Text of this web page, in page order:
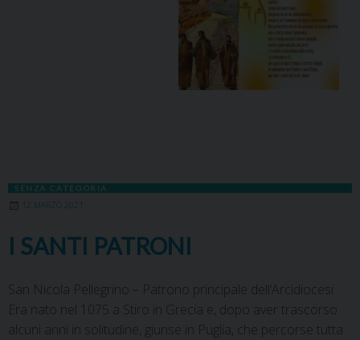
SENZA CATEGORIA
12 MARZO 2021
I SANTI PATRONI
San Nicola Pellegrino – Patrono principale dell’Arcidiocesi
Era nato nel 1075 a Stiro in Grecia e, dopo aver trascorso
alcuni anni in solitudine, giunse in Puglia, che percorse tutta